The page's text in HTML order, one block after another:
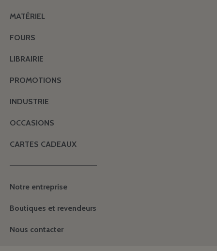
MATÉRIEL
FOURS
LIBRAIRIE
PROMOTIONS
INDUSTRIE
OCCASIONS
CARTES CADEAUX
———————————————
Notre entreprise
Boutiques et revendeurs
Nous contacter